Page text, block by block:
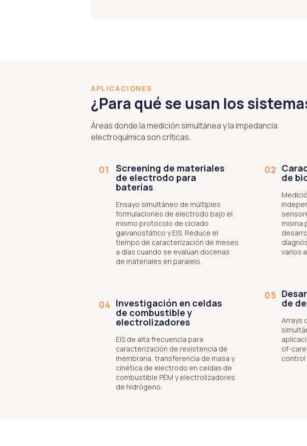
APLICACIONES
¿Para qué se usan los
Áreas donde la medición simultánea y la impedancia
electroquímica son críticas.
01 Screening de materiales
de electrodo para
baterías
Ensayo simultáneo de múltiples
formulaciones de electrodo bajo el
mismo protocolo de ciclado
galvanostático y EIS. Reduce el
tiempo de caracterización de meses
a días cuando se evalúan docenas
de materiales en paralelo.
04 Investigación en celdas
de combustible y
electrolizadores
EIS de alta frecuencia para
caracterización de resistencia de
membrana, transferencia de masa y
cinética de electrodo en celdas de
combustible PEM y electrolizadores
de hidrógeno.
02
de
misma
varios
05
de
Arrays
of-
control